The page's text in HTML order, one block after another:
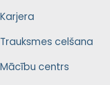
Karjera
Trauksmes celšana
Mācību centrs